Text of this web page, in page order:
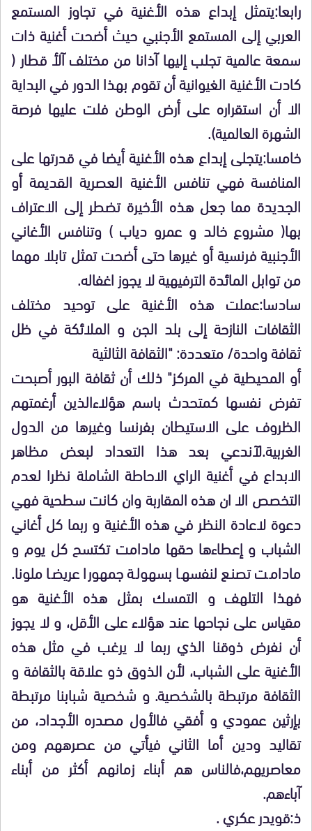
رابعا:يتمثل إبداع هذه الأغنية في تجاوز المستمع
العربي إلى المستمع الأجنبي حيث أضحت أغنية ذات
سمعة عالمية تجلب إليها آذانا من مختلف آلأ قطار (
كادت الأغنية الغيوانية أن تقوم بهذا الدور في البداية
الا أن استقراره على أرض الوطن فلت عليها فرصة
الشهرةالعالمية).
خامسا:يتجلى إبداع هذه الأغنية أيضا في قدرتها على
المنافسة فهي تنافس الأغنية العصرية القديمة أو
الجديدة مما جعل هذه الأخيرة تضطر إلى الاعتراف
بها( مشروع خالد و عمرو دياب ) وتنافس الأغاني
الأجنبية فرنسية أو غيرها حتى أضحت تمثلتابلا مهما
من توابل المائدة الترفيهية لا يجوز اغفاله.
سادسا:عملت هذه الأغنية على توحيد مختلف
الثقافات النازحة إلى بلد الجن و الملائكة في ظل
ثقافة واحدة/ متعددة: "الثقافة الثالثية
أو المحيطية في المركز" ذلك أن ثقافة البور أصبحت
تفرض نفسها كمتحدث باسم هؤلاءالذين أرغمتهم
الظروف على الاستيطان بفرنسا وغيرها من الدول
الغربية.لآندعي بعد هذا التعداد لبعض مظاهر
الابداع في أغنية الراي الاحاطة الشاملة نظرا لعدم
التخصصالا ان هذه المقاربة وان كانت سطحية فهي
دعوة لاعادة النظر في هذه الأغنية و ربما كل أغاني
الشباب و إعطاءها حقها مادامت تكتسح كل يوم و
مادامت تصنع لنفسها بسهولة جمهورا عريضا ملونا.
فهذا التلهف و التمسك بمثل هذه الأغنية هو
مقياس على نجاحها عند هؤلاء على الأقل، و لا يجوز
أن نفرض ذوقنا الذي ربما لا يرغب في مثل هذه
الأغنية على الشباب، لأن الذوق ذو علاقة بالثقافة و
الثقافة مرتبطة بالشخصية. و شخصية شبابنا مرتبطة
بإرثين عمودي و أفقي فالأول مصدره الأجداد، من
تقاليد ودين أما الثاني فيأتي من عصرههم ومن
معاصريهم،فالناس هم أبناء زمانهم أكثر من أبناء
آباءهم.
ذ:قويدر عكري .